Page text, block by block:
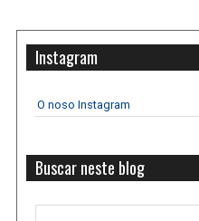
Instagram
O noso Instagram
Buscar neste blog